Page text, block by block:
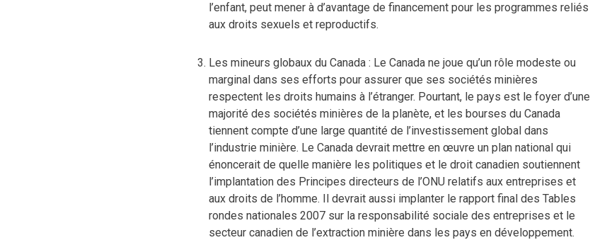
l’enfant, peut mener à d’avantage de financement pour les programmes reliés
aux droits sexuels et reproductifs.
Les mineurs globaux du Canada : Le Canada ne joue qu’un rôle modeste ou
marginal dans ses efforts pour assurer que ses sociétés minières
respectent les droits humains à l’étranger. Pourtant, le pays est le foyer d’une
majorité des sociétés minières de la planète, et les bourses du Canada
tiennent compte d’une large quantité de l’investissement global dans
l’industrie minière. Le Canada devrait mettre en œuvre un plan national qui
énoncerait de quelle manière les politiques et le droit canadien soutiennent
l’implantation des Principes directeurs de l’ONU relatifs aux entreprises et
aux droits de l’homme. Il devrait aussi implanter le rapport final des Tables
rondes nationales 2007 sur la responsabilité sociale des entreprises et le
secteur canadien de l’extraction minière dans les pays en développement.